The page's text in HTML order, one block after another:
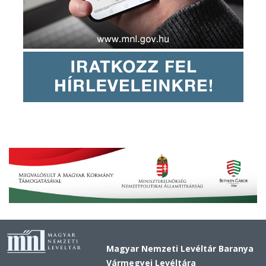
Magyar Nemzeti Levéltár Baranya
Vármegyei Levéltára